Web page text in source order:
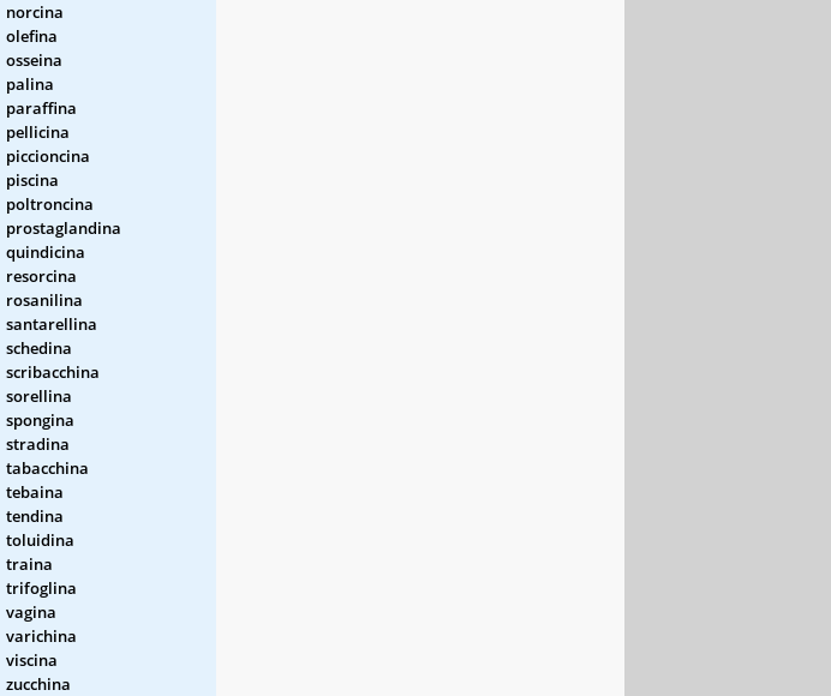
norcina
olefina
osseina
palina
paraffina
pellicina
piccioncina
piscina
poltroncina
prostaglandina
quindicina
resorcina
rosanilina
santarellina
schedina
scribacchina
sorellina
spongina
stradina
tabacchina
tebaina
tendina
toluidina
traina
trifoglina
vagina
varichina
viscina
zucchina